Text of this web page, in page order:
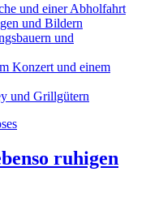
und einer Abholfahrt
und Bildern
und
Konzert und einem
und Grillgütern
ruhigen